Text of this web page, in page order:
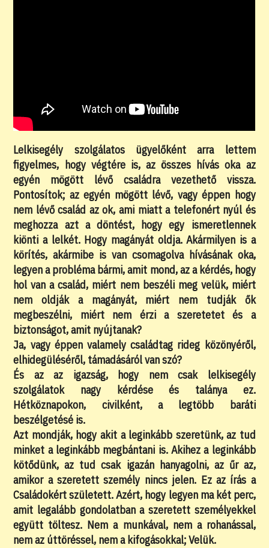
Lelkisegély szolgálatos ügyelőként arra lettem
figyelmes, hogy végtére is, az összes hívás oka az
egyén mögött lévő családra vezethető vissza.
Pontosítok; az egyén mögött lévő, vagy éppen hogy
nem lévő család az ok, ami miatt a telefonért nyúl és
meghozza azt a döntést, hogy egy ismeretlennek
kiönti a lelkét. Hogy magányát oldja. Akármilyen is a
körítés, akármibe is van csomagolva hívásának oka,
legyen a probléma bármi, amit mond, az a kérdés, hogy
hol van a család, miért nem beszéli meg velük, miért
nem oldják a magányát, miért nem tudják ők
megbeszélni, miért nem érzi a szeretetet és a
biztonságot, amit nyújtanak?
Ja, vagy éppen valamely családtag rideg közönyéről,
elhidegüléséről, támadásáról van szó?
És az az igazság, hogy nem csak lelkisegély
szolgálatok nagy kérdése és talánya ez.
Hétköznapokon, civilként, a legtöbb baráti
beszélgetésé is.
Azt mondják, hogy akit a leginkább szeretünk, az tud
minket a leginkább megbántani is. Akihez a leginkább
kötődünk, az tud csak igazán hanyagolni, az űr az,
amikor a szeretett személy nincs jelen. Ez az írás a
Családokért született. Azért, hogy legyen ma két perc,
amit legalább gondolatban a szeretett személyekkel
együtt töltesz. Nem a munkával, nem a rohanással,
nem az úttöréssel, nem a kifogásokkal; Velük.